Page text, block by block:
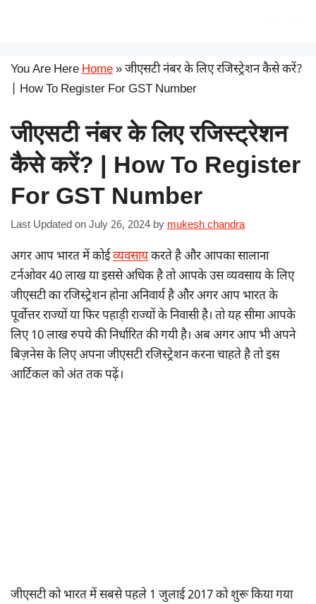
You Are HereHome»जीएसटी नंबर के लिए रजिस्ट्रेशन कैसे करें?
| How To Register For GST Number
जीएसटी नंबर के लिए रजिस्ट्रेशन
कैसे करें? | How To Register
For GST Number
Last Updated on July 26, 2024 by mukesh chandra
अगर आप भारत में कोईव्यवसायकरते है और आपका सालाना
टर्नओवर 40 लाख या इससे अधिक है तो आपके उस व्यवसाय के लिए
जीएसटी का रजिस्ट्रेशन होना अनिवार्य है और अगर आप भारत के
पूर्वोत्तर राज्यों या फिर पहाड़ी राज्यों के निवासी है। तो यह सीमा आपके
लिए 10 लाख रुपये की निर्धारित की गयी है। अब अगर आप भी अपने
बिज़नेस के लिए अपना जीएसटी रजिस्ट्रेशन करना चाहते है तो इस
आर्टिकल को अंत तक पढ़ें।
जीएसटी को भारत में सबसे पहले 1 जुलाई 2017 को शुरू किया गया